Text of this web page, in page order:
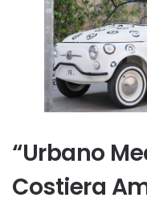
“Urbano
Costiera